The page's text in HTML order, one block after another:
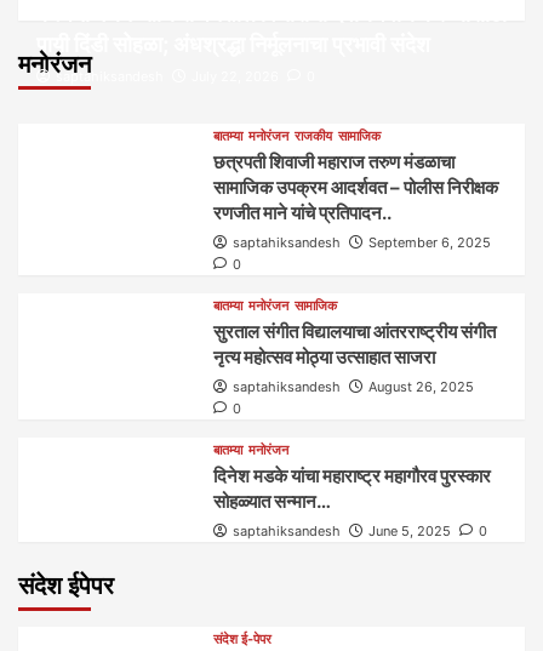
मनोरंजन
पायी दिंडी सोहळा; अंधश्रद्धा निर्मूलनाचा प्रभावी संदेश
saptahiksandesh
बातम्या मनोरंजन राजकीय सामाजिक
छत्रपती शिवाजी महाराज तरुण मंडळाचा
सामाजिक उपक्रम आदर्शवत – पोलीस निरीक्षक
रणजीत माने यांचे प्रतिपादन..
saptahiksandesh
September 6, 2025
0
बातम्या मनोरंजन सामाजिक
सुरताल संगीत विद्यालयाचा आंतरराष्ट्रीय संगीत
नृत्य महोत्सव मोठ्या उत्साहात साजरा
saptahiksandesh
August 26, 2025
0
बातम्या मनोरंजन
दिनेश मडके यांचा महाराष्ट्र महागौरव‌ पुरस्कार‌‌‌
सोहळ्यात सन्मान…
saptahiksandesh June 5, 2025 0
संदेश ईपेपर
संदेश ई-पेपर